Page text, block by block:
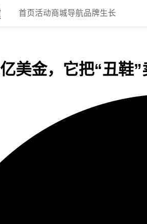
首页 活动商城导航品牌生长
美金，它把“丑鞋